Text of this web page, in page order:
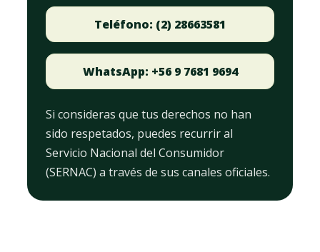
Teléfono: (2) 28663581
WhatsApp: +56 9 7681 9694
Si consideras que tus derechos no han
sido respetados, puedes recurrir al
Servicio Nacional del Consumidor
(SERNAC) a través de sus canales oficiales.